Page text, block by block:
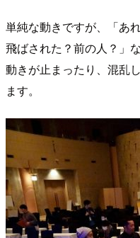
単純な動きですが、「あ
飛ばされた？前の人？」
動きが止まったり、混乱
ます。